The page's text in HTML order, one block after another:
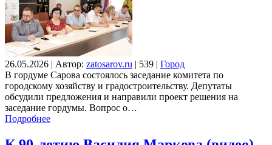
26.05.2026 | Автор: zatosarov.ru | 539 | Город
В гордуме Сарова состоялось заседание комитета по
городскому хозяйству и градостроительству. Депутаты
обсудили предложения и направили проект решения на
заседание гордумы. Вопрос о…
Подробнее